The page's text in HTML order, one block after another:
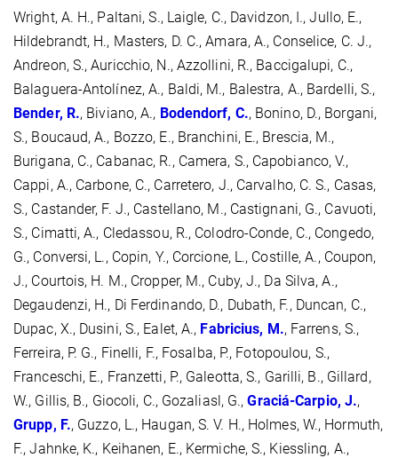
Wright, A. H., Paltani, S., Laigle, C., Davidzon, I., Jullo, E.,
Hildebrandt, H., Masters, D. C., Amara, A., Conselice, C. J.,
Andreon, S., Auricchio, N., Azzollini, R., Baccigalupi, C.,
Balaguera-Antolínez, A., Baldi, M., Balestra, A., Bardelli, S.,
Bender, R., Biviano, A., Bodendorf, C., Bonino, D., Borgani,
S., Boucaud, A., Bozzo, E., Branchini, E., Brescia, M.,
Burigana, C., Cabanac, R., Camera, S., Capobianco, V.,
Cappi, A., Carbone, C., Carretero, J., Carvalho, C. S., Casas,
S., Castander, F. J., Castellano, M., Castignani, G., Cavuoti,
S., Cimatti, A., Cledassou, R., Colodro-Conde, C., Congedo,
G., Conversi, L., Copin, Y., Corcione, L., Costille, A., Coupon,
J., Courtois, H. M., Cropper, M., Cuby, J., Da Silva, A.,
Degaudenzi, H., Di Ferdinando, D., Dubath, F., Duncan, C.,
Dupac, X., Dusini, S., Ealet, A., Fabricius, M., Farrens, S.,
Ferreira, P. G., Finelli, F., Fosalba, P., Fotopoulou, S.,
Franceschi, E., Franzetti, P., Galeotta, S., Garilli, B., Gillard,
W., Gillis, B., Giocoli, C., Gozaliasl, G., Graciá-Carpio, J.,
Grupp, F., Guzzo, L., Haugan, S. V. H., Holmes, W., Hormuth,
F., Jahnke, K., Keihanen, E., Kermiche, S., Kiessling, A.,